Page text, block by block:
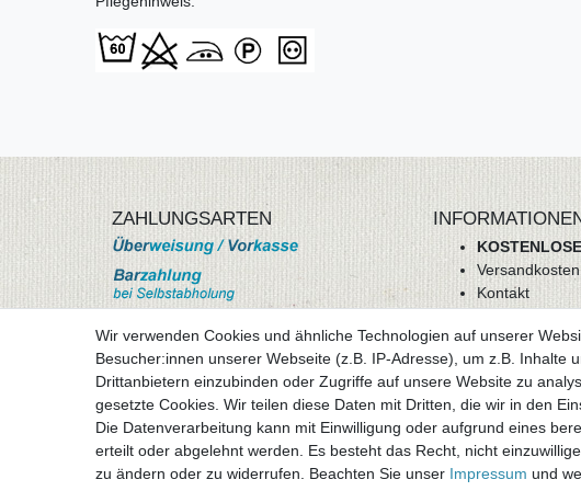
ZAHLUNGSARTEN
mehr Informationen
Besuchen sie uns auf
Versandkosten
Kontakt
AGB
Datenschutz
Impressum
Vertrag widerrufen
Wir verwenden Cookies und ähnliche Technologien auf unserer
Besucher:innen unserer Webseite (z.B. IP-Adresse), um z.B. Inhalte
Drittanbietern einzubinden oder Zugriffe auf unsere Website zu
gesetzte Cookies. Wir teilen diese Daten mit Dritten, die wir in den
Die Datenverarbeitung kann mit Einwilligung oder aufgrund eines
erteilt oder abgelehnt werden. Es besteht das Recht, nicht
zu ändern oder zu widerrufen. Beachten Sie unser Impressum und